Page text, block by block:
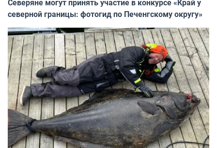
Северяне могут принять участие в конкурсе «Край у
северной границы: фотогид по Печенгскому округу»